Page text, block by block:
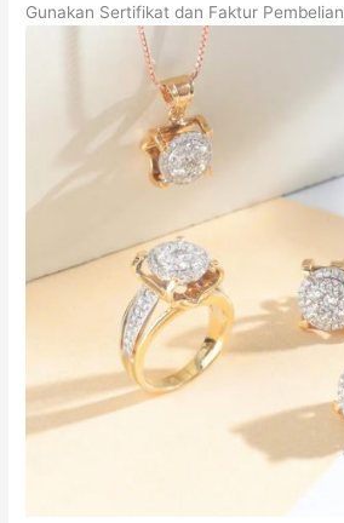
Gunakan Sertifikat dan Faktur Pembelian